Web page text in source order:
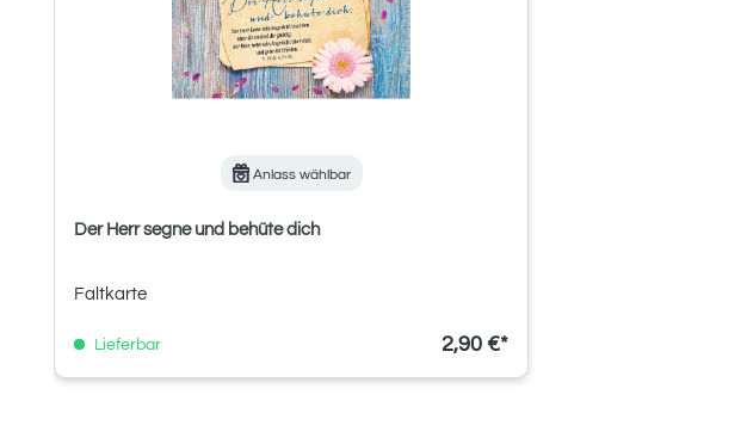
Anlass wählbar
Der Herr segne und behüte dich
Faltkarte
Lieferbar 2,90 €*